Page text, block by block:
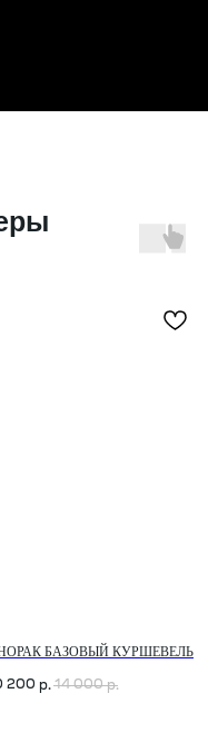
БАЗОВЫЙ КУРШЕВЕЛЬ
200 р. 14 000 р.